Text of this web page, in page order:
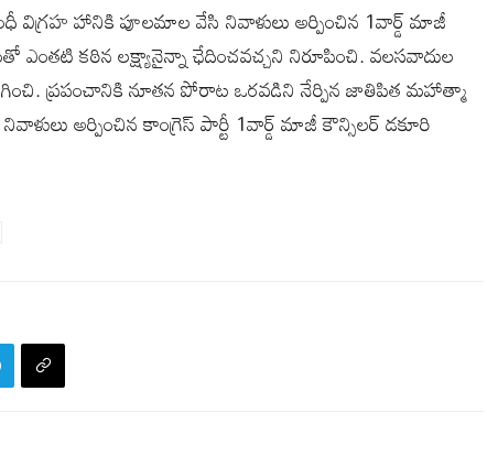
విగ్రహ హానికి పూలమాల వేసి నివాళులు అర్పించిన 1వార్డ్ మాజీ
కఠిన లక్ష్యానైన్నా ఛేదించవచ్చని నిరూపించి. వలసవాదుల
ప్రపంచానికి నూతన పోరాట ఒరవడిని నేర్పిన జాతిపిత మహాత్మా
అర్పించిన కాంగ్రెస్ పార్టీ 1వార్డ్ మాజీ కౌన్సిలర్ డకూరి